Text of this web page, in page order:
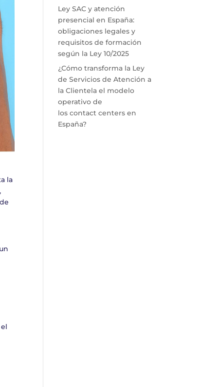
la
Ley SAC y atención
presencial en España:
obligaciones legales y
requisitos de formación
según la Ley 10/2025
¿Cómo transforma la Ley
de Servicios de Atención a
la Clientela el modelo
operativo de
los contact centers en
España?